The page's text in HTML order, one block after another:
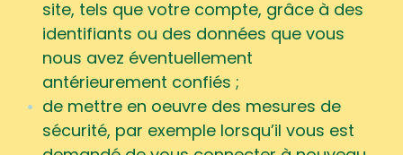
site, tels que votre compte, grâce à des
identifiants ou des données que vous
nous avez éventuellement
antérieurement confiés ;
de mettre en oeuvre des mesures de
sécurité, par exemple lorsqu’il vous est